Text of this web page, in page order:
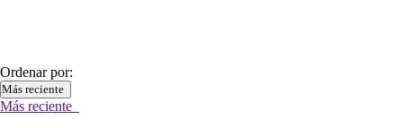
Ordenar por:
Más reciente
Más reciente